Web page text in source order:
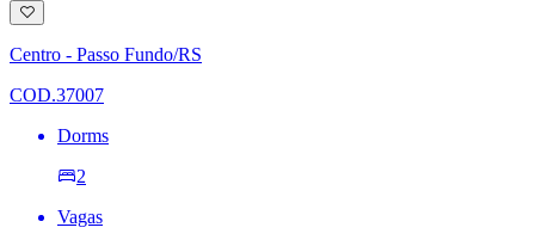
Adicionar
à
lista
de
Centro - Passo Fundo/RS
COD.37007
Dorms
2
Vagas